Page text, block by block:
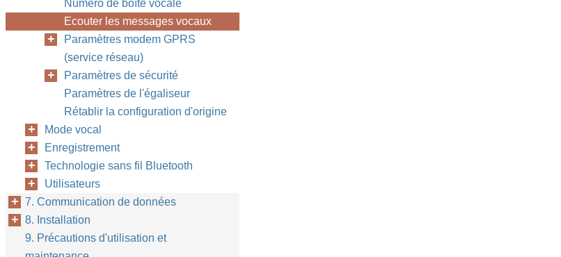
Numéro de boîte vocale
Ecouter les messages vocaux
Paramètres modem GPRS
(service réseau)
Paramètres de sécurité
Paramètres de l'égaliseur
Rétablir la configuration d'origine
Mode vocal
Enregistrement
Technologie sans fil Bluetooth
Utilisateurs
7. Communication de données
8. Installation
9. Précautions d'utilisation et